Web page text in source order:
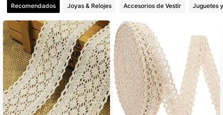
4,93
4,93 1K Seguidores
4,93 1K Seguidores
4,93 1K Seguidores
4,93 1K Seguidores
Recomendados Joyas & Relojes Accesorios de Vestir Juguetes